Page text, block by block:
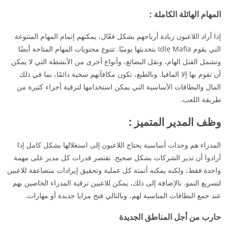
المهام الهائلة الكاملة :
إذا أراد اللاعبون زيادة أرباحهم بشكل فعّال، يمكنهم إتمام المهام المتنوعة
التي يقوم Idle Mafia بتحديثها يوميًا. تتنوع محتويات المهام المتاحة أيضًا
وتشمل القتل الهام، ونقل البضائع، وأنواع أخرى من الأنشطة التي لا يمكن
أن تقوم بها إلا المافيا. وبالطبع، تكون مكافآتهم سخية دائمًا، بما في ذلك
المال والبطاقات الأساسية التي يمكن استخدامها لترقية أجزاء كثيرة من
طريقة اللعب.
وظف المدير المتميز :
المدراء هم وحدات أساسية يحتاج اللاعبون إلى استغلالها بشكل كامل إذا
أرادوا أن تدير الشركات بشكل صحيح. تقتصر قدرات كل مدير على مهمة
واحدة فقط، ولكنه يمكنه أتمتة كل عملية وتحقيق إيرادات متضاعفة للاعبين
لتسريع النمو. بالإضافة إلى ذلك، يمكن للاعبين ترقية المدراء الخاصين بهم
عند جمع البطاقات المناسبة لهم، وبالتالي فتح مزايا جديدة أو مهارات.
حارب من أجل المناطق الجديدة